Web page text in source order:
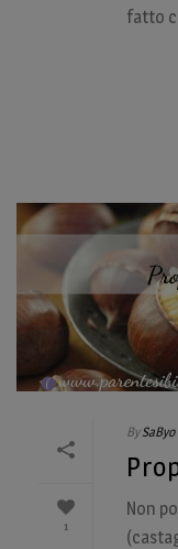
fatto
1
By SaByo
Non